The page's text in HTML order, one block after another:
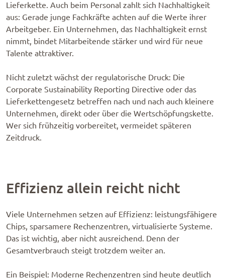
Lieferkette. Auch beim Personal zahlt sich Nachhaltigkeit
aus: Gerade junge Fachkräfte achten auf die Werte ihrer
Arbeitgeber. Ein Unternehmen, das Nachhaltigkeit ernst
nimmt, bindet Mitarbeitende stärker und wird für neue
Talente attraktiver.
Nicht zuletzt wächst der regulatorische Druck: Die
Corporate Sustainability Reporting Directive oder das
Lieferkettengesetz betreffen nach und nach auch kleinere
Unternehmen, direkt oder über die Wertschöpfungskette.
Wer sich frühzeitig vorbereitet, vermeidet späteren
Zeitdruck.
Effizienz allein reicht nicht
Viele Unternehmen setzen auf Effizienz: leistungsfähigere
Chips, sparsamere Rechenzentren, virtualisierte Systeme.
Das ist wichtig, aber nicht ausreichend. Denn der
Gesamtverbrauch steigt trotzdem weiter an.
Ein Beispiel: Moderne Rechenzentren sind heute deutlich